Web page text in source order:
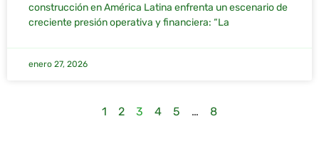
construcción en América Latina enfrenta un escenario de
creciente presión operativa y financiera: “La
enero 27, 2026
1 2 3 4 5 … 8